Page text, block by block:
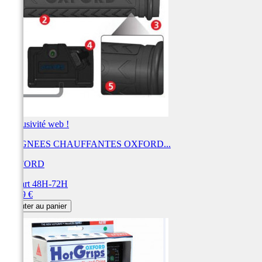
Exclusivité web !
POIGNEES CHAUFFANTES OXFORD...
OXFORD
Départ 48H-72H
81,59 €
Ajouter au panier